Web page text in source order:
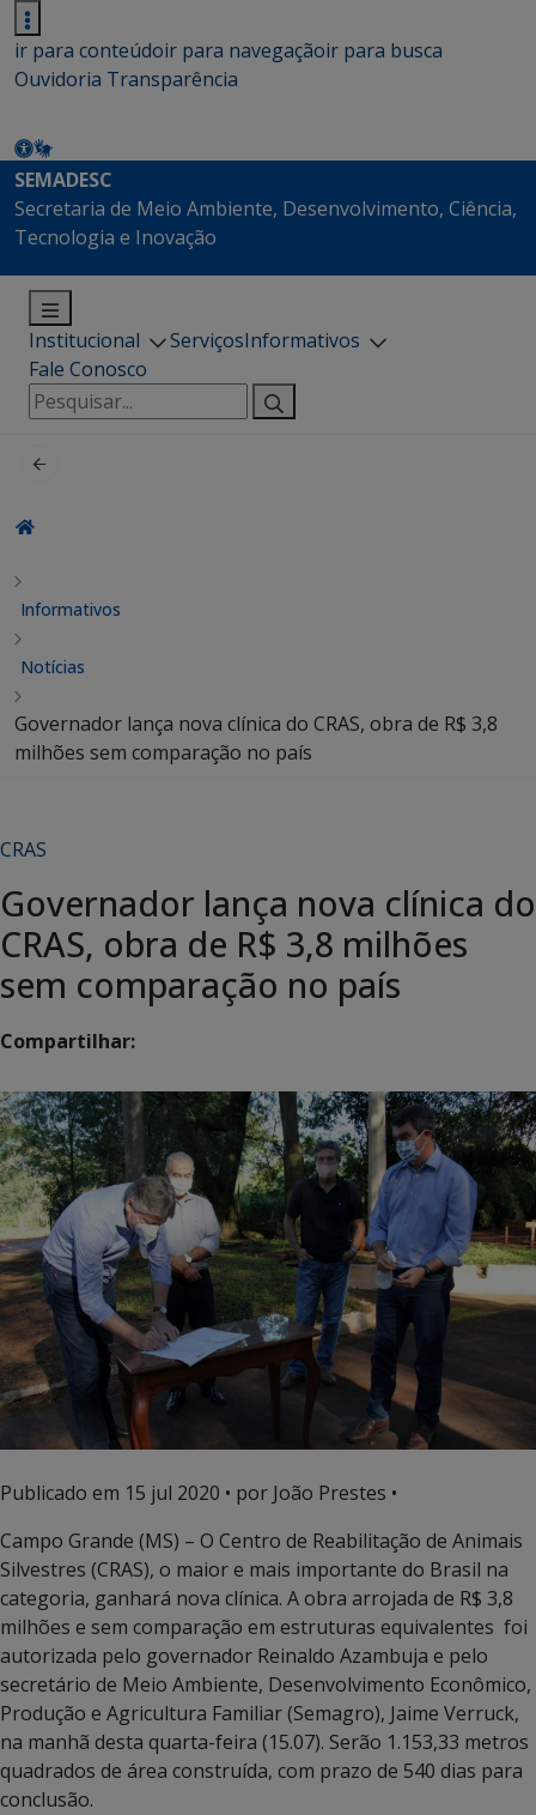
ir para conteúdoir para navegaçãoir para busca
Ouvidoria Transparência
SEMADESC
Secretaria de Meio Ambiente, Desenvolvimento, Ciência,
Tecnologia e Inovação
Institucional ServiçosInformativos
Fale Conosco
Pesquisar
por:
Informativos
Notícias
Governador lança nova clínica do CRAS, obra de R$ 3,8
milhões sem comparação no país
CRAS
Governador lança nova clínica do
CRAS, obra de R$ 3,8 milhões
sem comparação no país
Compartilhar:
Publicado em 15 jul 2020 • por João Prestes •
Campo Grande (MS) – O Centro de Reabilitação de Animais
Silvestres (CRAS), o maior e mais importante do Brasil na
categoria, ganhará nova clínica. A obra arrojada de R$ 3,8
milhões e sem comparação em estruturas equivalentes foi
autorizada pelo governador Reinaldo Azambuja e pelo
secretário de Meio Ambiente, Desenvolvimento Econômico,
Produção e Agricultura Familiar (Semagro), Jaime Verruck,
na manhã desta quarta-feira (15.07). Serão 1.153,33 metros
quadrados de área construída, com prazo de 540 dias para
conclusão.